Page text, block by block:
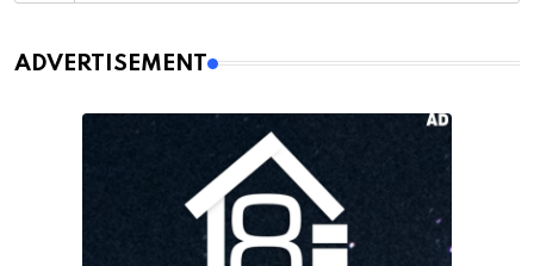
ADVERTISEMENT